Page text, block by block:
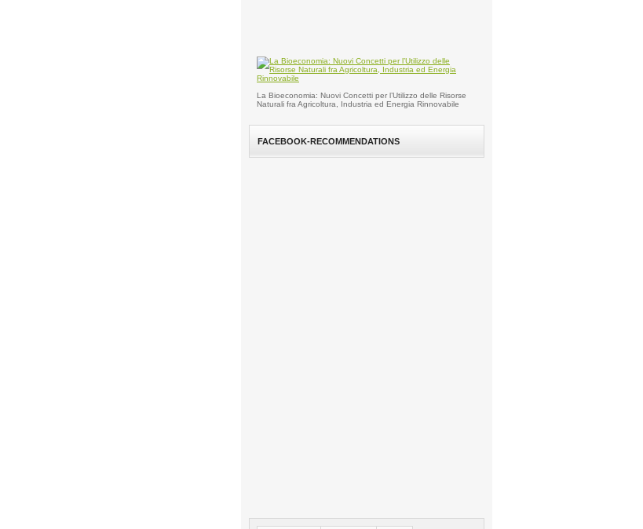
La Bioeconomia: Nuovi Concetti per l’Utilizzo delle Risorse
Naturali fra Agricoltura, Industria ed Energia Rinnovabile
FACEBOOK-RECOMMENDATIONS